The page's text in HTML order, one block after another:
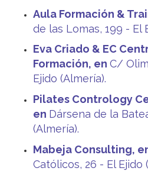
Aula Formación &
de las Lomas, 199 - El
Eva Criado & EC
Formación, enC/
Ejido (Almería).
Pilates Contrology
en Dársena de la
(Almería).
Mabeja Consulting,
Católicos, 26 - El Ejido